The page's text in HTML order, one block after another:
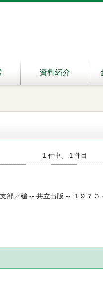
資料紹介
1 件中、 1 件目
部／編 -- 共立出版 -- １９７３